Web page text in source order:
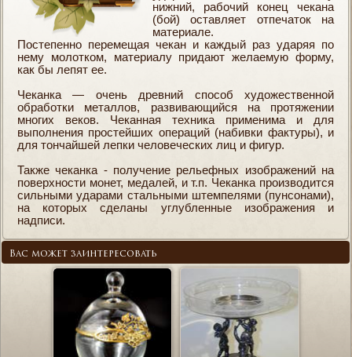
нижний, рабочий конец чекана
(бой) оставляет отпечаток на
материале.
Постепенно перемещая чекан и каждый раз ударяя по
нему молотком, материалу придают желаемую форму,
как бы лепят ее.
Чеканка — очень древний способ художественной
обработки металлов, развивающийся на протяжении
многих веков. Чеканная техника применима и для
выполнения простейших операций (набивки фактуры), и
для тончайшей лепки человеческих лиц и фигур.
Также чеканка - получение рельефных изображений на
поверхности монет, медалей, и т.п. Чеканка производится
сильными ударами стальными штемпелями (пунсонами),
на которых сделаны углубленные изображения и
надписи.
Вас может заинтересовать